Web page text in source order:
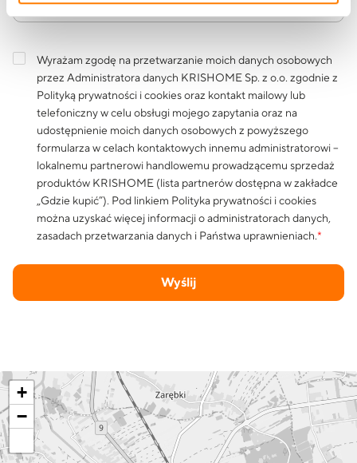
Wyrażam zgodę na przetwarzanie moich danych osobowych
przez Administratora danych KRISHOME Sp. z o.o. zgodnie z
Polityką prywatności i cookiesoraz kontakt mailowy lub
telefoniczny w celu obsługi mojego zapytania oraz na
udostępnienie moich danych osobowych z powyższego
formularza w celach kontaktowych innemu administratorowi –
lokalnemu partnerowi handlowemu prowadzącemu sprzedaż
produktów KRISHOME (lista partnerów dostępna w zakładce
„Gdzie kupić”). Pod linkiem Polityka prywatności i cookies
można uzyskać więcej informacji o administratorach danych,
zasadach przetwarzania danych i Państwa uprawnieniach.*
Wyślij
+
−